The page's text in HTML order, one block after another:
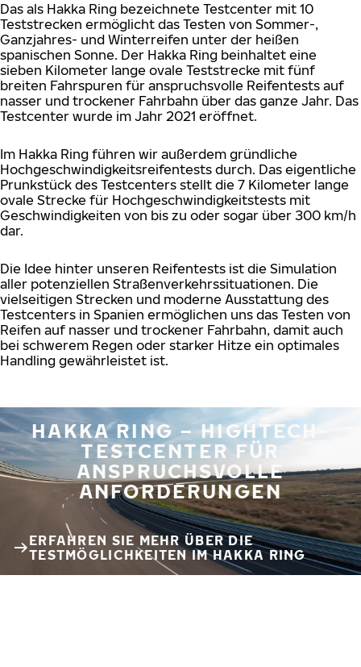
Das als Hakka Ring bezeichnete Testcenter mit 10
Teststrecken ermöglicht das Testen von Sommer-,
Ganzjahres- und Winterreifen unter der heißen
spanischen Sonne. Der Hakka Ring beinhaltet eine
sieben Kilometer lange ovale Teststrecke mit fünf
breiten Fahrspuren für anspruchsvolle Reifentests auf
nasser und trockener Fahrbahn über das ganze Jahr. Das
Testcenter wurde im Jahr 2021 eröffnet.
Im Hakka Ring führen wir außerdem gründliche
Hochgeschwindigkeitsreifentests durch. Das eigentliche
Prunkstück des Testcenters stellt die 7 Kilometer lange
ovale Strecke für Hochgeschwindigkeitstests mit
Geschwindigkeiten von bis zu oder sogar über 300 km/h
dar.
Die Idee hinter unseren Reifentests ist die Simulation
aller potenziellen Straßenverkehrssituationen. Die
vielseitigen Strecken und moderne Ausstattung des
Testcenters in Spanien ermöglichen uns das Testen von
Reifen auf nasser und trockener Fahrbahn, damit auch
bei schwerem Regen oder starker Hitze ein optimales
Handling gewährleistet ist.
HAKKA RING – HIGHTECH-
TESTCENTER FÜR
ANSPRUCHSVOLLE
ANFORDERUNGEN
ERFAHREN SIE MEHR ÜBER DIE
TESTMÖGLICHKEITEN IM HAKKA RING